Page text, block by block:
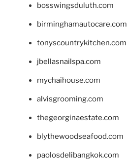
bosswingsduluth.com
birminghamautocare.com
tonyscountrykitchen.com
jbellasnailspa.com
mychaihouse.com
alvisgrooming.com
thegeorginaestate.com
blythewoodseafood.com
paolosdelibangkok.com